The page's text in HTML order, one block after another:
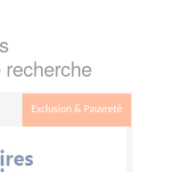
Exclusion & Pauvreté